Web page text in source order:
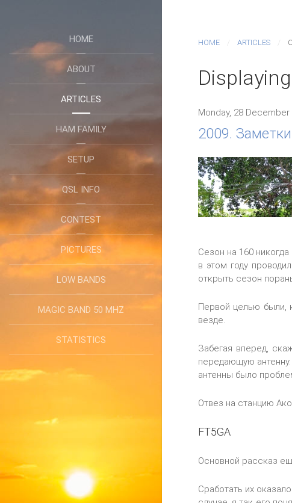
HOME
ABOUT
ARTICLES
HAM FAMILY
SETUP
QSL INFO
CONTEST
PICTURES
LOW BANDS
MAGIC BAND 50 MHZ
STATISTICS
HOME ARTICLES
Monday, 28 December
2009.
Сезон на 160
в этом году
открыть сезон
Первой целью были,
везде.
Забегая вперед,
передающую
антенны было
Отвез на станцию
FT5GA
Основной рассказ
Сработать их